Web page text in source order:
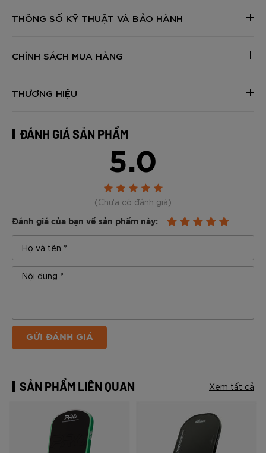
THÔNG SỐ KỸ THUẬT VÀ BẢO HÀNH
CHÍNH SÁCH MUA HÀNG
THƯƠNG HIỆU
ĐÁNH GIÁ SẢN PHẨM
5.0
(Chưa có đánh giá)
Đánh giá của bạn về sản phẩm này:
GỬI ĐÁNH GIÁ
SẢN PHẨM LIÊN QUAN Xem tất cả